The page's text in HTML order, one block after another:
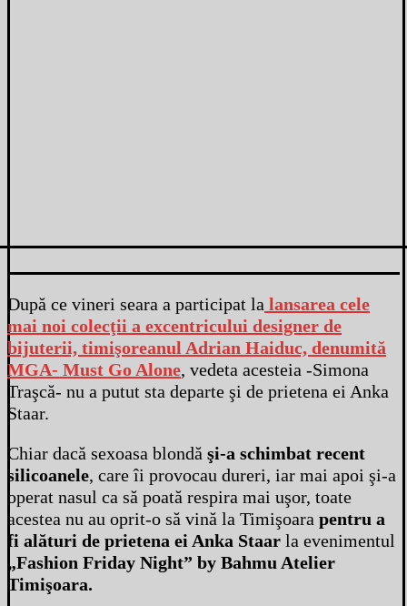
După ce vineri seara a participat la lansarea cele
mai noi colecţii a excentricului designer de
bijuterii, timişoreanul Adrian Haiduc, denumită
MGA- Must Go Alone, vedeta acesteia -Simona
Traşcă- nu a putut sta departe şi de prietena ei Anka
Staar.
Chiar dacă sexoasa blondă şi-a schimbat recent
silicoanele, care îi provocau dureri, iar mai apoi şi-a
operat nasul ca să poată respira mai uşor, toate
acestea nu au oprit-o să vină la Timişoara pentru a
fi alături de prietena ei Anka Staar la evenimentul
„Fashion Friday Night” by Bahmu Atelier
Timişoara.